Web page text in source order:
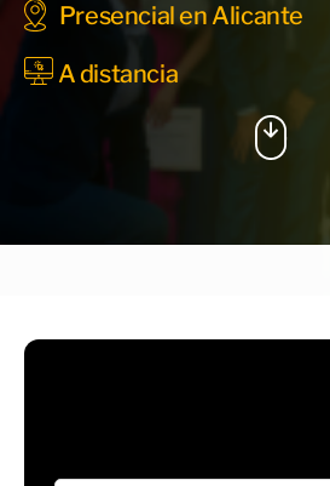
Presencial en Alicante
A distancia